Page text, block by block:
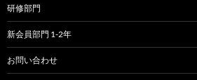
研修部門
新会員部門 1-2年
お問い合わせ